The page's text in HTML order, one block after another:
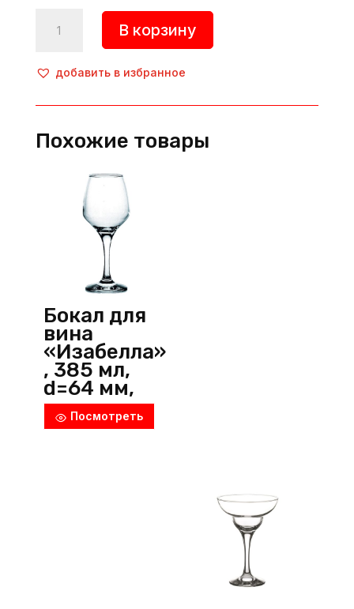
товара
для
креманка
220
прозрачный,
(Франция)
В корзину
добавить в избранное
Похожие товары
Бокал для
вина
«Изабелла»
, 385 мл,
d=64 мм,
h=211 мм,
стекло,
Посмотреть